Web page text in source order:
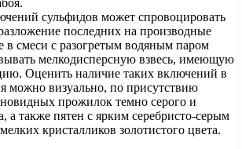
сульфидов может спровоцировать
последних на производные
в смеси с разогретым водяным паром
мелкодисперсную взвесь, имеющую
Оценить наличие таких включений в
можно визуально, по присутствию
прожилок темно серого и
а также пятен с ярким серебристо-серым
кристалликов золотистого цвета.